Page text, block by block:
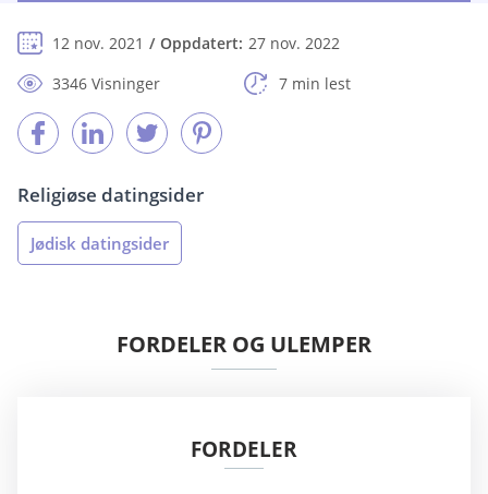
12 nov. 2021 Oppdatert: 27 nov. 2022
3346 Visninger
7 min lest
Religiøse datingsider
Jødisk datingsider
FORDELER OG ULEMPER
FORDELER